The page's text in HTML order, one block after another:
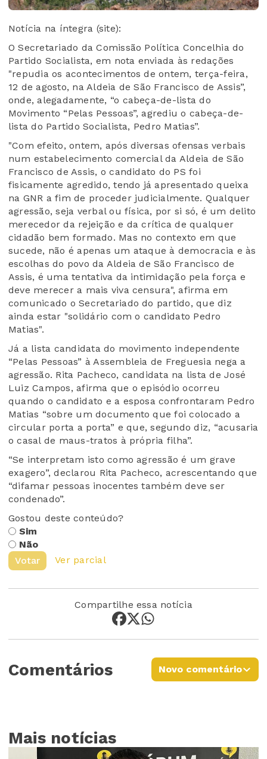
Notícia na íntegra (site):
O Secretariado da Comissão Política Concelhia do
Partido Socialista, em nota enviada às redações
"repudia os acontecimentos de ontem, terça-feira,
12 de agosto, na Aldeia de São Francisco de Assis”,
onde, alegadamente, “o cabeça-de-lista do
Movimento “Pelas Pessoas”, agrediu o cabeça-de-
lista do Partido Socialista, Pedro Matias”.
"Com efeito, ontem, após diversas ofensas verbais
num estabelecimento comercial da Aldeia de São
Francisco de Assis, o candidato do PS foi
fisicamente agredido, tendo já apresentado queixa
na GNR a fim de proceder judicialmente. Qualquer
agressão, seja verbal ou física, por si só, é um delito
merecedor da rejeição e da crítica de qualquer
cidadão bem formado. Mas no contexto em que
sucede, não é apenas um ataque à democracia e às
escolhas do povo da Aldeia de São Francisco de
Assis, é uma tentativa da intimidação pela força e
deve merecer a mais viva censura", afirma em
comunicado o Secretariado do partido, que diz
ainda estar "solidário com o candidato Pedro
Matias".
Já a lista candidata do movimento independente
“Pelas Pessoas” à Assembleia de Freguesia nega a
agressão. Rita Pacheco, candidata na lista de José
Luiz Campos, afirma que o episódio ocorreu
quando o candidato e a esposa confrontaram Pedro
Matias “sobre um documento que foi colocado a
circular porta a porta” e que, segundo diz, “acusaria
o casal de maus-tratos à própria filha”.
“Se interpretam isto como agressão é um grave
exagero”, declarou Rita Pacheco, acrescentando que
“difamar pessoas inocentes também deve ser
condenado”.
Gostou deste conteúdo?
Sim
Não
Votar
Ver parcial
Compartilhe essa notícia
Comentários Novo comentário
Mais notícias